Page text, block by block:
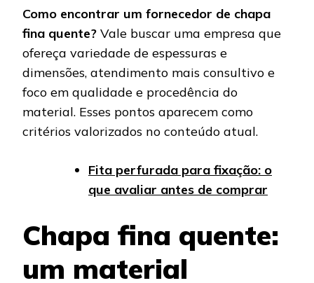
Como encontrar um fornecedor de chapa
fina quente? Vale buscar uma empresa que
ofereça variedade de espessuras e
dimensões, atendimento mais consultivo e
foco em qualidade e procedência do
material. Esses pontos aparecem como
critérios valorizados no conteúdo atual.
Fita perfurada para fixação: o
que avaliar antes de comprar
Chapa fina quente:
um material